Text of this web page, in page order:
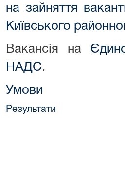
на зайняття
Київського
Вакансія на
НАДС.
Умови
Результати